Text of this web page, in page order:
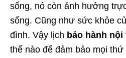
sống, nó còn ảnh hưởng
sống. Cũng như sức khỏe
đình. Vậy lịch bảo hành nội
thế nào để đảm bảo mọi